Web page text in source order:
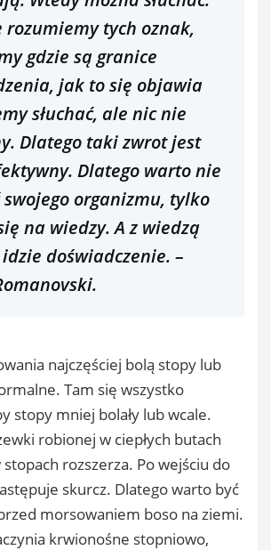
rozumiemy tych oznak,
gdzie są granice
jak to się objawia
słuchać, ale nic nie
Dlatego taki zwrot jest
Dlatego warto nie
swojego organizmu, tylko
na wiedzy. A z wiedzą
doświadczenie. –
najczęściej bolą stopy lub
Tam się wszystko
stopy mniej bolały lub wcale.
robionej w ciepłych butach
rozszerza. Po wejściu do
skurcz. Dlatego warto być
morsowaniem boso na ziemi.
krwionośne stopniowo,